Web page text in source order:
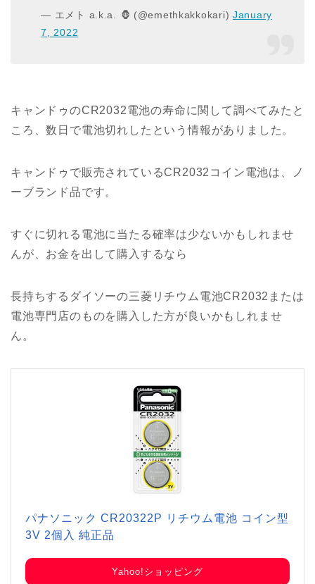
— エメト a.k.a. 🦍 (@emethkakkokari) January
7, 2022
キャンドゥのCR2032電池の寿命に関して調べてみたと
ころ、数日で電池切れしたという情報がありました。
キャンドゥで販売されているCR2032コイン電池は、ノ
ーブランド品です。
すぐに切れる電池に当たる確率は少ないかもしれませ
んが、お金を出して購入するなら
長持ちするダイソーの三菱リチウム電池CR2032または
電池専門店のものを購入した方が良いかもしれませ
ん。
パナソニック CR20322P リチウム電池 コイン型
3V 2個入 純正品
Yahoo!ショッピング